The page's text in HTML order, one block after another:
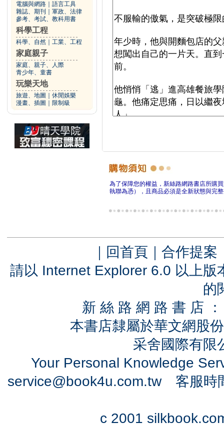
電腦與網路
語言工具
雜誌、期刊
軍政、法律
參考、考試、教科用書
科學工程
科學、自然 工業、工程
家庭親子
家庭、親子、人際
青少年、童書
玩樂天地
旅遊、地圖
休閒娛樂
漫畫、插圖
限制級
為了保障您的權益，新絲路網路書店所購
執聯為憑），且商品必須是全新狀態與完
｜ 回首頁 ｜ 合作提案
請以 Internet Explorer 6.0 以上
的
新 絲 路 網 路 書 店
本書店隸屬於華文網股
采舍國際有
Your Personal Knowledge
service@book4u.com.tw客服時
c 2001